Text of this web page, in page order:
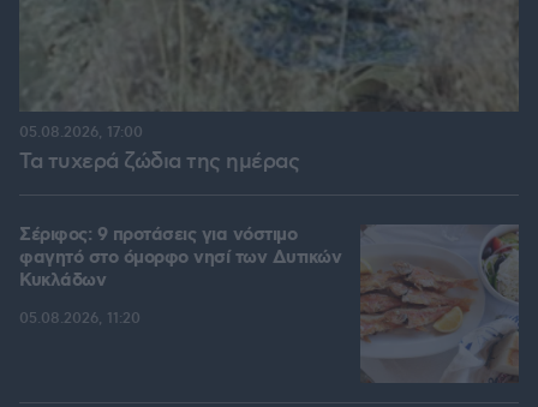
Τα τυχερά ζώδια της ημέρας
05.08.2026, 17:00
Σέριφος: 9 προτάσεις για νόστιμο
φαγητό στο όμορφο νησί των Δυτικών
Κυκλάδων
05.08.2026, 11:20